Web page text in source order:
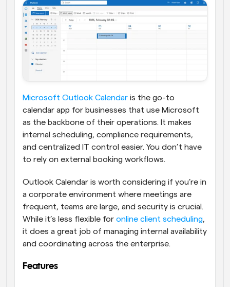
Microsoft Outlook Calendar is the go-to
calendar app for businesses that use Microsoft
as the backbone of their operations. It makes
internal scheduling, compliance requirements,
and centralized IT control easier. You don’t have
to rely on external booking workflows.
Outlook Calendar is worth considering if you’re in
a corporate environment where meetings are
frequent, teams are large, and security is crucial.
While it’s less flexible for online client scheduling,
it does a great job of managing internal availability
and coordinating across the enterprise.
Features